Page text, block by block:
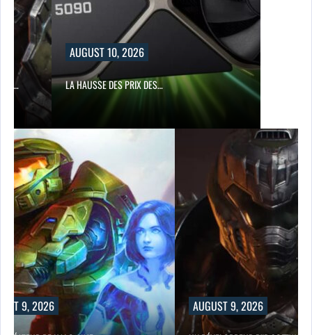
AUGUST 10, 2026
LA HAUSSE DES PRIX DES…
9, 2026 AUGUST 9, 2026